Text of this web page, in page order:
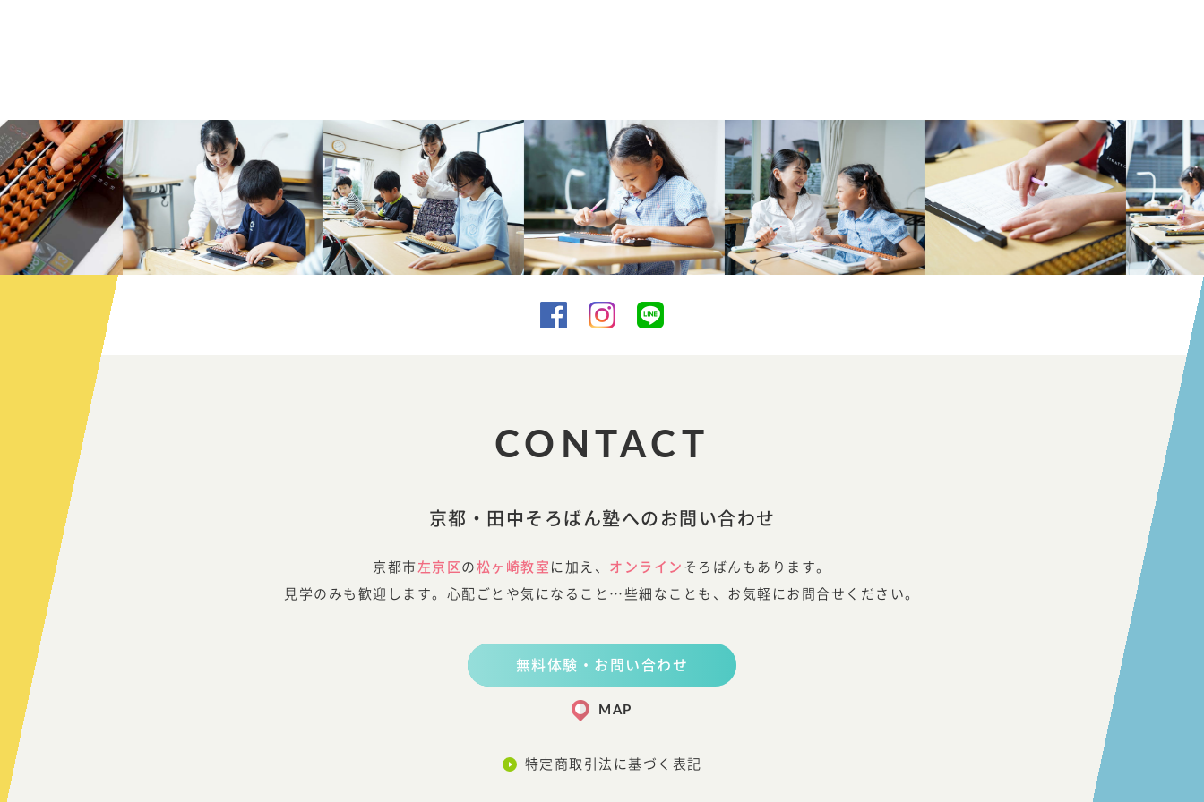
CONTACT
京都・田中そろばん塾へのお問い合わせ
京都市 左京区 の 松ヶ崎教室 に加え、 オンライン そろばんもあります。
見学のみも歓迎します。心配ごとや気になること…些細なことも、お気軽にお問合せください。
無料体験・お問い合わせ
MAP
特定商取引法に基づく表記